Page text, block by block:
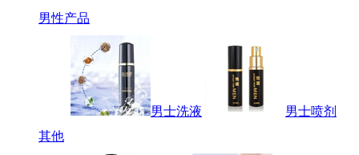
男性产品
男士洗液
男士喷剂
其他